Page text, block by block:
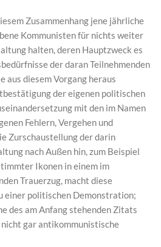
Zusammenhang jene jährliche
Kommunisten für nichts weiter
halten, deren Hauptzweck es
der daran Teilnehmenden
aus diesem Vorgang heraus
der eigenen politischen
mit den im Namen
Fehlern, Vergehen und
Zurschaustellung der darin
nach Außen hin, zum Beispiel
Ikonen in einem im
Trauerzug, macht diese
einer politischen Demonstration;
des am Anfang stehenden Zitats
gar antikommunistische